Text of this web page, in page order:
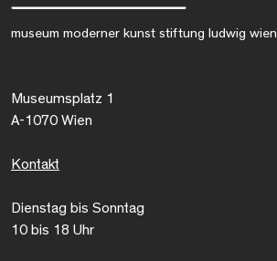
museum moderner kunst stiftung ludwig wien
Museumsplatz 1
A-1070 Wien
Kontakt
Dienstag bis Sonntag
10 bis 18 Uhr